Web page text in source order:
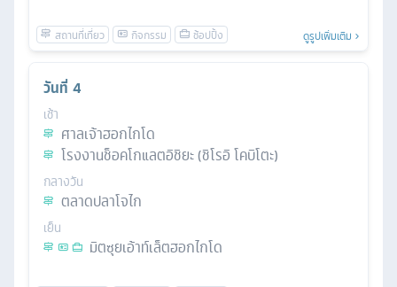
ดูรูปเพิ่มเติม
วันที่ 4
เช้า
ศาลเจ้าฮอกไกโด
โรงงานช็อคโกแลตอิชิยะ (ชิโรอิ โคบิโตะ)
กลางวัน
ตลาดปลาโจไก
เย็น
มิตซุยเอ้าท์เล็ตฮอกไกโด